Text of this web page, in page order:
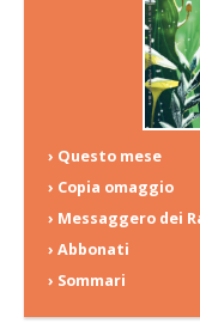
› Questo mese
› Copia omaggio
› Messaggero dei
› Abbonati
› Sommari